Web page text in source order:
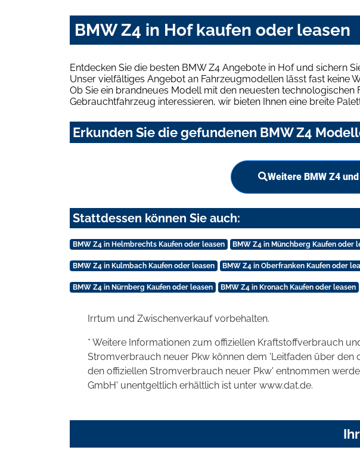
BMW Z4 in Hof kaufen oder leasen
Entdecken Sie die besten BMW Z4 Angebote in Hof und sichern
Unser vielfältiges Angebot an Fahrzeugmodellen lässt fast keine
Ob Sie ein brandneues Modell mit den neuesten
Gebrauchtfahrzeug interessieren, wir bieten Ihnen eine breite
Erkunden Sie die gefundenen BMW Z4
Weitere BMW Z4
Stattdessen können Sie auch:
BMW Z4 in Helmbrechts Kaufen oder leasen BMW Z4 in Münchberg Kaufen oder
BMW Z4 in Kulmbach Kaufen oder leasen BMW Z4 in Oberfranken Kaufen oder
BMW Z4 in Nürnberg Kaufen oder leasen BMW Z4 in Kronach Kaufen oder leasen
Irrtum und Zwischenverkauf vorbehalten.
* Weitere Informationen zum offiziellen Kraftstoffverbrauch
Stromverbrauch neuer Pkw können dem 'Leitfaden über den
den offiziellen Stromverbrauch neuer Pkw' entnommen
GmbH' unentgeltlich erhältlich ist unter www.dat.de.